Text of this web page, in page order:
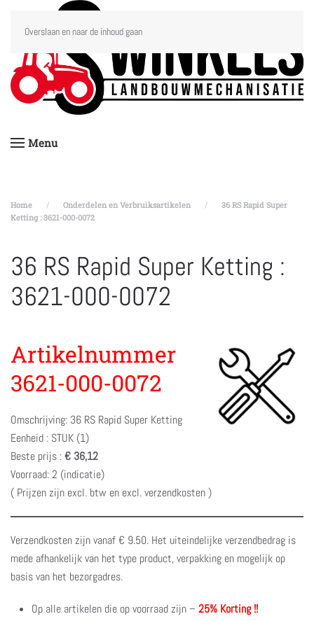
Overslaan en naar de inhoud gaan
Menu
Home Onderdelen en Verbruiksartikelen
36 RS Rapid Super
Ketting : 3621-000-0072
36 RS Rapid Super Ketting :
3621-000-0072
Artikelnummer
3621-000-0072
Omschrijving: 36 RS Rapid Super Ketting
Eenheid : STUK (1)
Beste prijs :€ 36,12
Voorraad: 2 (indicatie)
( Prijzen zijn excl. btw en excl. verzendkosten )
Verzendkosten zijn vanaf € 9.50. Het uiteindelijke verzendbedrag is
mede afhankelijk van het type product, verpakking en mogelijk op
basis van het bezorgadres.
Op alle artikelen die op voorraad zijn – 25% Korting !!